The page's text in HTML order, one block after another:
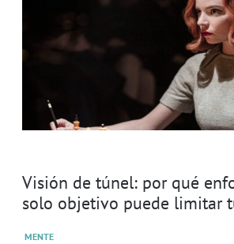
Visión de túnel: por qué
solo objetivo puede limitar
MENTE